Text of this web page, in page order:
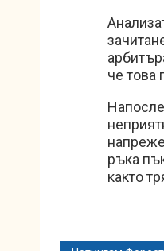
че това
ръка
както